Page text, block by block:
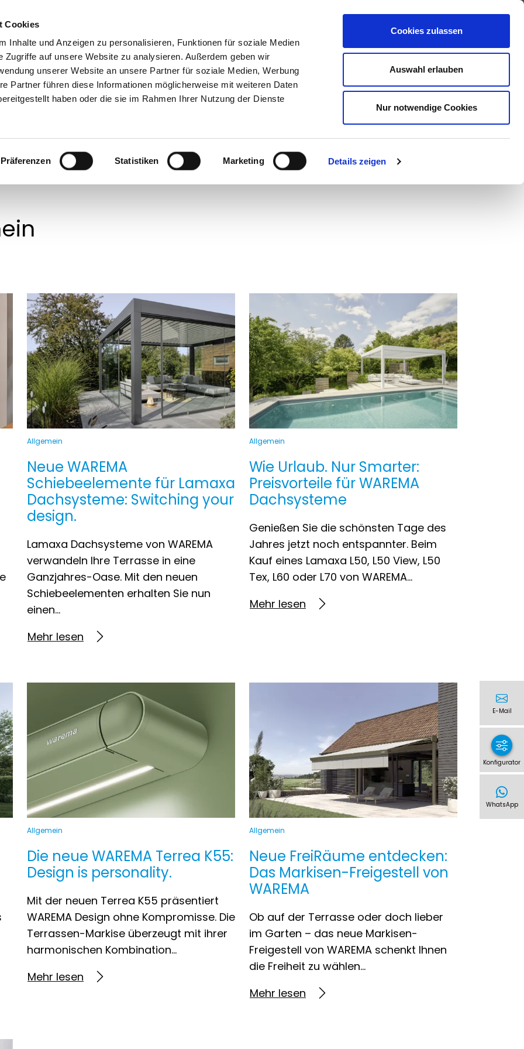
Cookies
Inhalte und Anzeigen zu personalisieren, Funktionen für soziale Medien
Zugriffe auf unsere Website zu analysieren. Außerdem geben wir
unserer Website an unsere Partner für soziale Medien, Werbung
Partner führen diese Informationen möglicherweise mit weiteren Daten
haben oder die sie im Rahmen Ihrer Nutzung der Dienste
Präferenzen Statistiken Marketing Details zeigen
Cookies zulassen
Auswahl erlauben
Nur notwendige Cookies
+49 2151 394127News & AktionenKontaktÜber uns
Ratgeber Referenzen Projekte Konfiguration
Allgemein
Neue WAREMA
Schiebeelemente für Lamaxa
Dachsysteme: Switching your
design.
Lamaxa Dachsysteme von WAREMA
verwandeln Ihre Terrasse in eine
Ganzjahres-Oase. Mit den neuen
Schiebeelementen erhalten Sie nun
einen…
Mehr lesen
Allgemein
Wie Urlaub. Nur Smarter:
Preisvorteile für WAREMA
Dachsysteme
Genießen Sie die schönsten Tage des
Jahres jetzt noch entspannter. Beim
Kauf eines Lamaxa L50, L50 View, L50
Tex, L60 oder L70 von WAREMA…
Mehr lesen
Allgemein
Die neue WAREMA Terrea K55:
Design is personality.
Mit der neuen Terrea K55 präsentiert
WAREMA Design ohne Kompromisse. Die
Terrassen-Markise überzeugt mit ihrer
harmonischen Kombination…
Mehr lesen
Allgemein
Neue FreiRäume entdecken:
Das Markisen-Freigestell von
WAREMA
Ob auf der Terrasse oder doch lieber
im Garten – das neue Markisen-
Freigestell von WAREMA schenkt Ihnen
die Freiheit zu wählen…
Mehr lesen
E-Mail
Konfigurator
WhatsApp